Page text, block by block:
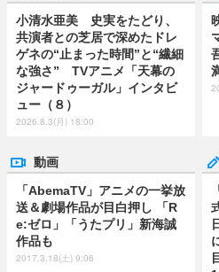
小清水亜美 史実をたどり、
共演者との芝居で深めたドレ
ゲネの“止まった時間”と“繊細
な強さ” TVアニメ「天幕の
ジャードゥーガル」インタビ
ュー（８）
2026.8.3(月) 18:00
動画
「AbemaTV」アニメの一挙放
送＆劇場作品が目白押し 「R
e:ゼロ」「うたプリ」新海誠
作品も
2017.3.18(土) 9:06